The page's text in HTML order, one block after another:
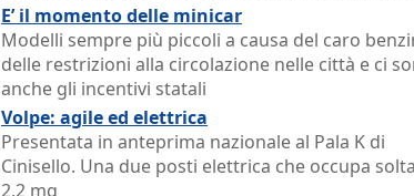
E’ il momento delle minicar
Modelli sempre più piccoli a causa del caro
delle restrizioni alla circolazione nelle città e ci
anche gli incentivi statali
Volpe: agile ed elettrica
Presentata in anteprima nazionale al Pala K di
Cinisello. Una due posti elettrica che occupa
2,2 mq